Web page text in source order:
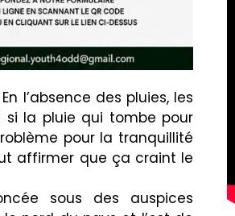
l’absence des pluies, les
si la pluie qui tombe pour
pour la tranquillité
affirmer que ça craint le
sous des auspices